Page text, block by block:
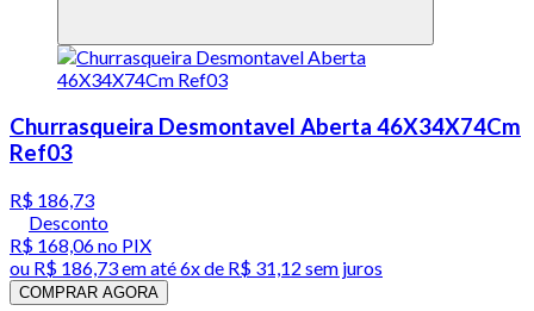
Churrasqueira Desmontavel Aberta 46X34X74Cm
Ref03
R$ 186,73
Desconto
R$ 168,06no PIX
ou R$ 186,73em até6x de R$ 31,12 sem juros
COMPRAR AGORA